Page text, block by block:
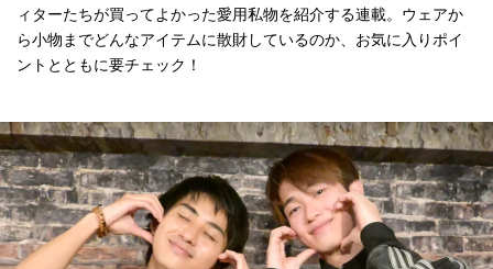
ィターたちが買ってよかった愛用私物を紹介する連載。ウェアか
ら小物までどんなアイテムに散財しているのか、お気に入りポイ
ントとともに要チェック！